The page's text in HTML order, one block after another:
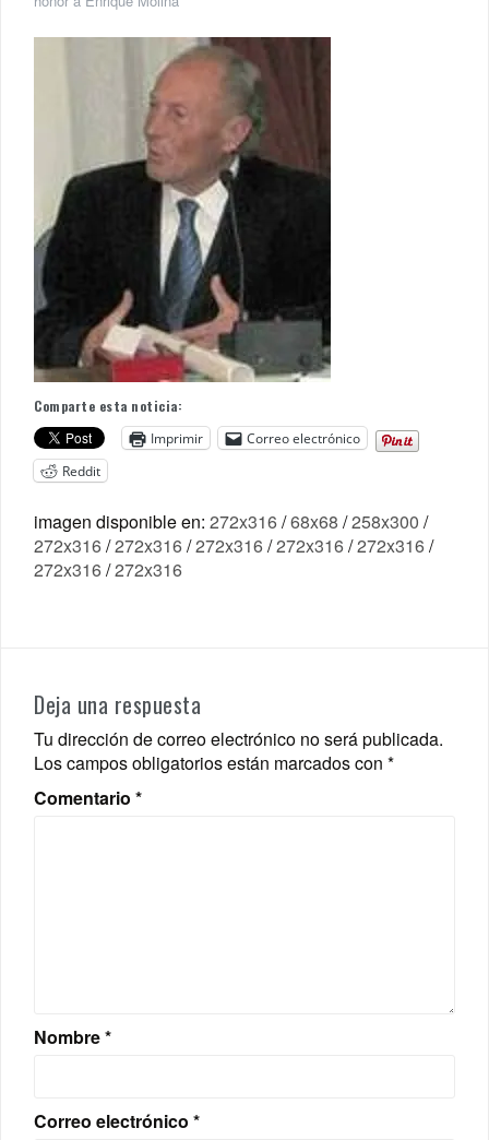
Comparte esta noticia:
Imprimir
Correo electrónico
Reddit
imagen disponible en: 272x316/68x68 /258x300 /
272x316/272x316/272x316/272x316/272x316/
272x316/272x316
Deja una respuesta
Tu dirección de correo electrónico no será publicada.
Los campos obligatorios están marcados con *
Comentario *
Nombre*
Correo electrónico *